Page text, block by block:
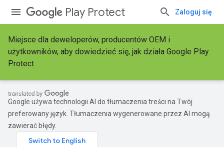
Play Protect Zaloguj się
Miejsce dla deweloperów, producentów OEM i
użytkowników, aby dowiedzieć się, jak działa Google Play
Protect
Google używa technologii AI do tłumaczenia treści na Twój
preferowany język. Tłumaczenia wygenerowane przez AI mogą
zawierać błędy.